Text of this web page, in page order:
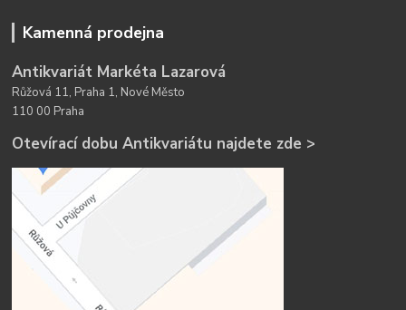
Kamenná prodejna
Antikvariát Markéta Lazarová
Růžová 11, Praha 1, Nové Město
110 00 Praha
Otevírací dobu Antikvariátu najdete zde >